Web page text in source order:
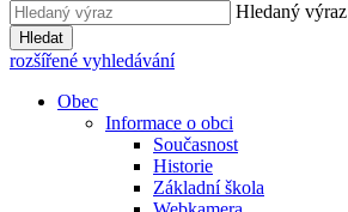
Hledaný výraz
Hledat
rozšířené vyhledávání
Obec
Informace o obci
Současnost
Historie
Základní škola